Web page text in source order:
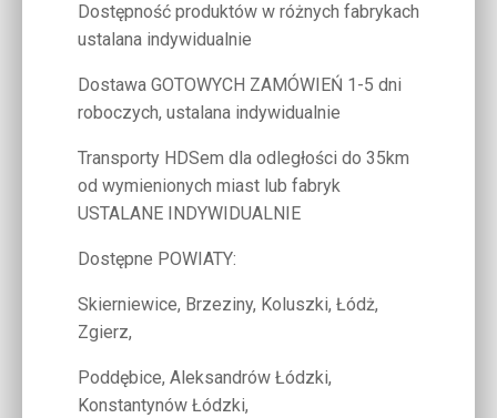
Dostępność produktów w różnych fabrykach
ustalana indywidualnie
Dostawa GOTOWYCH ZAMÓWIEŃ 1-5 dni
roboczych, ustalana indywidualnie
Transporty HDSem dla odległości do 35km
od wymienionych miast lub fabryk
USTALANE INDYWIDUALNIE
Dostępne POWIATY:
Skierniewice, Brzeziny, Koluszki, Łódż,
Zgierz,
Poddębice, Aleksandrów Łódzki,
Konstantynów Łódzki,